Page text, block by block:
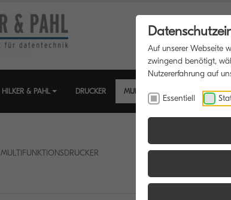
HILKER & PAHL DRUCKER MULTIFUNKTIONSDRUCKER
MULTIFUNKTIONSDRUCKER
Auf unserer Webseite
zwingend benötigt,
Nutzererfahrung auf
Essentiell